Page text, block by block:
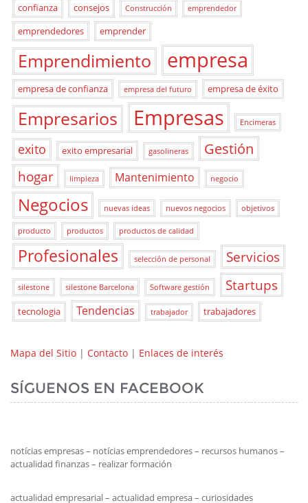
confianza consejos Construcción emprendedor
emprendedores emprender
Emprendimiento empresa
empresa de confianza empresa del futuro empresa de éxito
Empresarios Empresas Encimeras
exito exito empresarial gasolineras Gestión
hogar limpieza Mantenimiento negocio
Negocios nuevas ideas nuevos negocios objetivos
producto productos productos de calidad
Profesionales selección de personal Servicios
silestone silestone Barcelona Software gestión Startups
tecnologia Tendencias trabajador trabajadores
Mapa del Sitio | Contacto | Enlaces de interés
SÍGUENOS EN FACEBOOK
notícias empresas – notícias emprendedores – recursos humanos –
actualidad finanzas – realizar formación
actualidad empresarial – actualidad empresa – curiosidades